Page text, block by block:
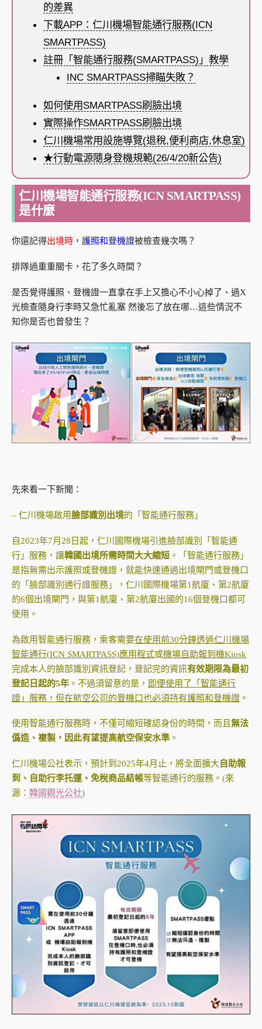
的差異
下載APP：仁川機場智能通行服務(ICN
SMARTPASS)
註冊「智能通行服務(SMARTPASS)」教學
INC SMARTPASS掃瞄失敗？
如何使用SMARTPASS刷臉出境
實際操作SMARTPASS刷臉出境
仁川機場常用設施導覽(退稅,便利商店,休息室)
★行動電源隨身登機規範(26/4/20新公告)
仁川機場智能通行服務(ICN SMARTPASS)
是什麼
你還記得出境時 ， 護照和登機證被檢查幾次嗎？
排隊過重重關卡，花了多久時間？
是否覺得護照、登機證一直拿在手上又擔心不小心掉了、過X
光檢查隨身行李時又急忙亂塞 然後忘了放在哪…這些情況不
知你是否也曾發生？
先來看一下新聞：
– 仁川機場啟用臉部識別出境的「智能通行服務」
自2023年7月28日起，仁川國際機場引進臉部識別「智能通
行」服務，讓韓國出境所需時間大大縮短 。「智能通行服務」
是指無需出示護照或登機證，就能快速通過出境閘門或登機口
的「臉部識別通行證服務」，仁川國際機場第1航廈、第2航廈
的6個出境閘門，與第1航廈、第2航廈出國的16個登機口都可
使用。
為啟用智能通行服務，乘客需要在使用前30分鐘透過仁川機場
智能通行(ICN SMARTPASS)應用程式或機場自助報到機Kiosk
完成本人的臉部識別資訊登記，登記完的資訊有效期限為最初
登記日起的5年 。不過須留意的是， 即便使用了「智能通行
證」服務，但在航空公司的登機口也必須持有護照和登機證 。
使用智能通行服務時，不僅可縮短確認身份的時間，而且 無法
僞造、複製，因此有望提高航空保安水準 。
仁川機場公社表示，預計到2025年4月止，將全面擴大 自助報
到、自助行李托運、免稅商品結帳等智能通行的服務。(來
源： 韓國觀光公社)